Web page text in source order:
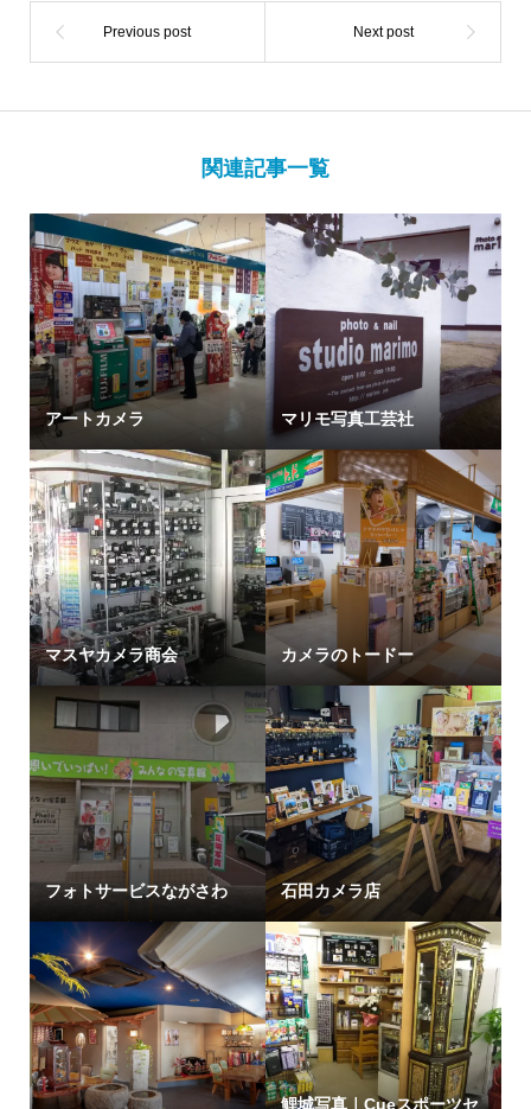
関連記事一覧
アートカメラ マリモ写真工芸社
マスヤカメラ商会 カメラのトードー
フォトサービスながさわ 石田カメラ店
鯉城写真｜Cueスポーツセ